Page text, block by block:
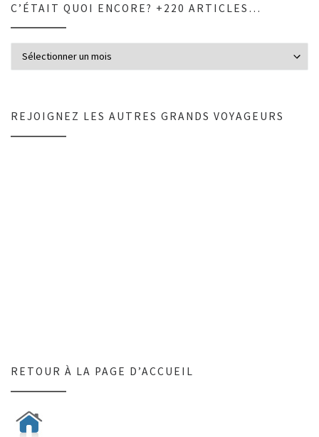
C’ÉTAIT QUOI ENCORE? +220 ARTICLES…
REJOIGNEZ LES AUTRES GRANDS VOYAGEURS
RETOUR À LA PAGE D’ACCUEIL